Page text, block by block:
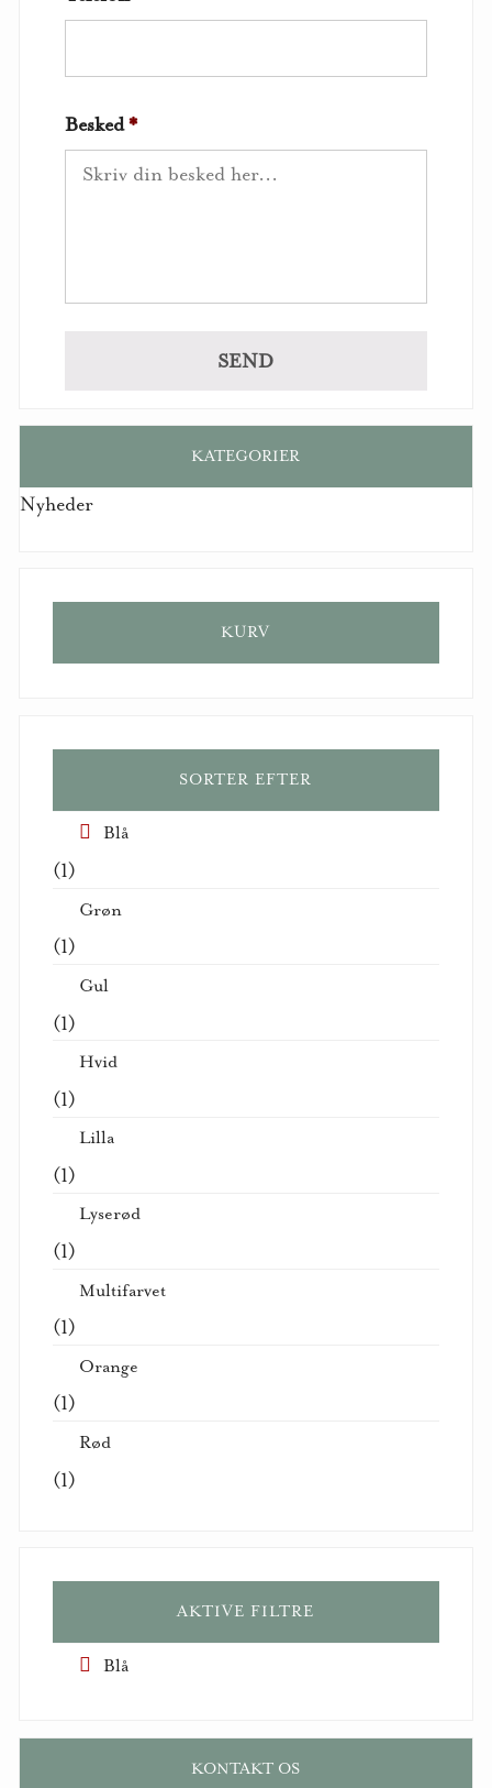
Besked*
KATEGORIER
Nyheder
KURV
SORTER EFTER
Blå
(1)
Grøn
(1)
Gul
(1)
Hvid
(1)
Lilla
(1)
Lyserød
(1)
Multifarvet
(1)
Orange
(1)
Rød
(1)
AKTIVE FILTRE
Blå
KONTAKT OS